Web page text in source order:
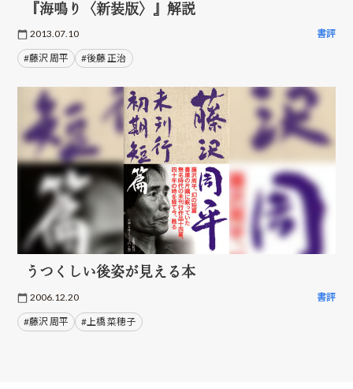
『海鳴り〈新装版〉』解説
2013.07.10 書評
#藤沢 周平 #後藤 正治
うつくしい後姿が見える本
2006.12.20 書評
#藤沢 周平 #上橋 菜穂子